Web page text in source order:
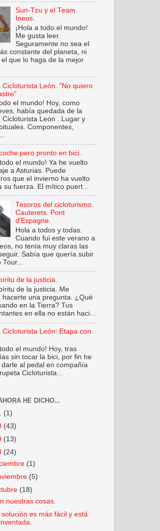
Sun-Tzu y el Team
Ineos.
¡Hola a todo el mundo!
Me gusta leer.
Seguramente no sea el
constante del planeta, ni
que lo haga de la mejor
Cicloturista León. "No quiero
el mundo! Hoy, como
había quedada de la
Cicloturista León . Lugar y
Componentes,
pero pronto en bici.
el mundo! Ya he vuelto
a Asturias. Puede
que el invierno ha vuelto
su fuerza. El mítico puert...
Tesoros del cicloturismo.
Cauterets. Pont
d'Espagne.
Hola a todos y todas.
Cuando fui este verano a
no tenía muy claras las
Sabía que quería subir
de la justicia.
de la justicia. Me
hacerte una pregunta. ¿Qué
en la Tierra? Tus
en ella no están haci...
Cicloturista León: Etapa con
el mundo! Hoy, tras
sin tocar la bici, por fin he
al pedal en compañía
Cicloturista...
HE DICHO...
(1)
(43)
(13)
(24)
(1)
(5)
(18)
nuestras cosas.
solución es más fácil y está
inventada.